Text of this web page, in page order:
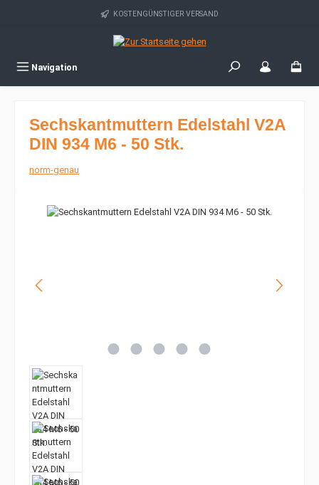
Zum Hauptinhalt springen KOSTENGÜNSTIGER VERSAND
Navigation
Sechskantmuttern Edelstahl V2A
DIN 934 M6 - 50 Stk.
norm-genau
Bildergalerie überspringen